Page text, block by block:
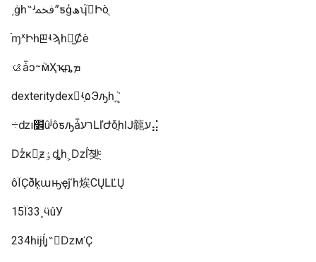
͵ġһ˵ʴﵽˮƽģھʮ֮󻹿Իòֻ
ֿɱˣԻһꡣʵϡһ㶼̫Ȼè
ࡪǡͻᱻܵмҲҡ̶ֳȵܡ
dexteritydexʵָ۵Эԡһֵܵ͵˻
÷ǳı׾ûʲôƽԡǡרעԼľԺܺõֲһĲ㡣ע⣬
ǲͬĸָƶٶȡһ˲ǲܵĺܿ졪ֻͨ
ôΪҪðܴķաԣҿĵʿһ㶼СŲԼĽŲ
15Ϊ33˳ӵûУ
234һĳּĺ֢ȷ˵𵴣ǲмʿҪ